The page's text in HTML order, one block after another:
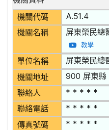
機關代碼
A.51.4
機關名稱 屏東榮民總
教學
單位名稱 屏東榮民總
機關地址 900 屏東縣
聯絡人 * * * * *
聯絡電話 * * * * *
傳真號碼 * * * * *